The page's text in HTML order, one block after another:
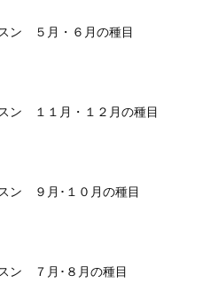
ン ５月・６月の種目
ン １１月・１２月の種目
ン ９月･１０月の種目
ン ７月･８月の種目